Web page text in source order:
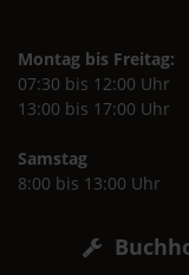
Montag bis Freitag:
07:30 bis 12:00 Uhr
13:00 bis 17:00 Uhr
Samstag
8:00 bis 13:00 Uhr